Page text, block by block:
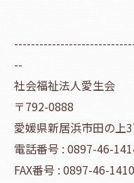
--
社会福祉法人愛生会
〒792-0888
愛媛県新居浜市田の上
電話番号 : 0897-46-
FAX番号 : 0897-46-1410